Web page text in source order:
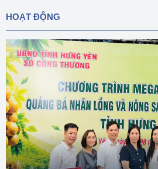
HOẠT ĐỘNG